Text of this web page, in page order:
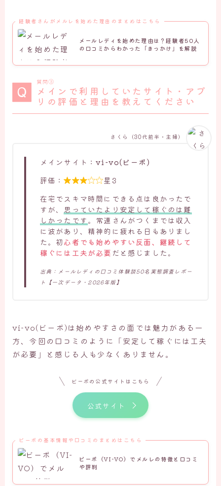
経験者さんがメルレを始めた理由のまとめはこちら
メールレディを始めた理由は？経験者50人
の口コミからわかった「きっかけ」を解説
質問③
メインで利用していたサイト・アプ
リの評価と理由を教えてください
メインサイト：vi-vo(ビーボ)
評価：星3
在宅でスキマ時間にできる点は良かったで
すが、 思っていたより安定して稼ぐのは難
しかったです。常連さんがつくまでは収入
に波があり、精神的に疲れる日もありまし
た。初心者でも始めやすい反面、継続して
稼ぐには工夫が必要 だと感じました。
出典：メールレディの口コミ体験談50名実態調査レポー
ト【一次データ・2026年版】
さくら（30代前半・主婦）
vi-vo(ビーボ)は始めやすさの面では魅力がある一
方、今回の口コミのように「安定して稼ぐには工夫
が必要」と感じる人も少なくありません。
ビーボの公式サイトはこちら
公式サイト
ビーボの基本情報や口コミのまとめはこちら
ビーボ（VI-VO）でメルレの特徴と口コミ
や評判